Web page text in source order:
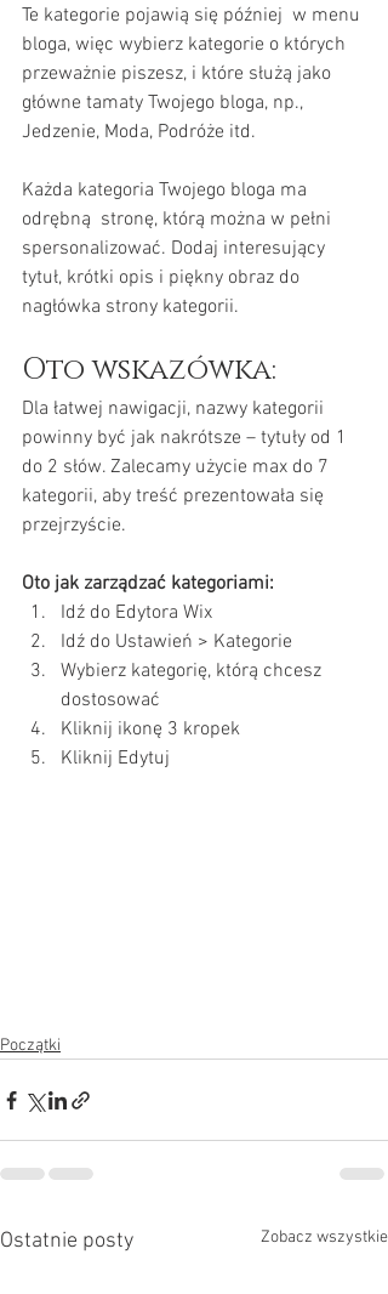
Te kategorie pojawią się później  w menu
bloga, więc wybierz kategorie o których
przeważnie piszesz, i które służą jako
główne tamaty Twojego bloga, np.,
Jedzenie, Moda, Podróże itd.
Każda kategoria Twojego bloga ma
odrębną  stronę, którą można w pełni
spersonalizować. Dodaj interesujący
tytuł, krótki opis i piękny obraz do
nagłówka strony kategorii.
Oto wskazówka:
Dla łatwej nawigacji, nazwy kategorii
powinny być jak nakrótsze – tytuły od 1
do 2 słów. Zalecamy użycie max do 7
kategorii, aby treść prezentowała się
przejrzyście.
Oto jak zarządzać kategoriami:
Idź do Edytora Wix
Idź do Ustawień > Kategorie
Wybierz kategorię, którą chcesz
dostosować
Kliknij ikonę 3 kropek
Kliknij Edytuj
Początki
Ostatnie posty Zobacz wszystkie